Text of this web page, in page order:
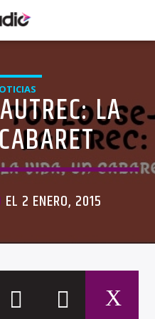
LA
EL 2 ENERO, 2015